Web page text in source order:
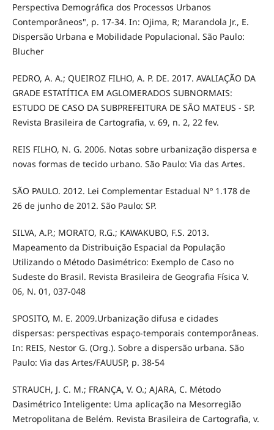
Perspectiva Demográfica dos Processos Urbanos
Contemporâneos", p. 17-34. In: Ojima, R; Marandola Jr., E.
Dispersão Urbana e Mobilidade Populacional. São Paulo:
Blucher
PEDRO, A. A.; QUEIROZ FILHO, A. P. DE. 2017. AVALIAÇÃO DA
GRADE ESTATÍTICA EM AGLOMERADOS SUBNORMAIS:
ESTUDO DE CASO DA SUBPREFEITURA DE SÃO MATEUS - SP.
Revista Brasileira de Cartografia, v. 69, n. 2, 22 fev.
REIS FILHO, N. G. 2006. Notas sobre urbanização dispersa e
novas formas de tecido urbano. São Paulo: Via das Artes.
SÃO PAULO. 2012. Lei Complementar Estadual Nº 1.178 de
26 de junho de 2012. São Paulo: SP.
SILVA, A.P.; MORATO, R.G.; KAWAKUBO, F.S. 2013.
Mapeamento da Distribuição Espacial da População
Utilizando o Método Dasimétrico: Exemplo de Caso no
Sudeste do Brasil. Revista Brasileira de Geografia Física V.
06, N. 01, 037-048
SPOSITO, M. E. 2009.Urbanização difusa e cidades
dispersas: perspectivas espaço-temporais contemporâneas.
In: REIS, Nestor G. (Org.). Sobre a dispersão urbana. São
Paulo: Via das Artes/FAUUSP, p. 38-54
STRAUCH, J. C. M.; FRANÇA, V. O.; AJARA, C. Método
Dasimétrico Inteligente: Uma aplicação na Mesorregião
Metropolitana de Belém. Revista Brasileira de Cartografia, v.